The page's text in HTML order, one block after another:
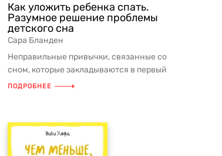
Как уложить ребенка спать.
Разумное решение проблемы
детского сна
Сара Бланден
Неправильные привычки, связанные со
сном, которые закладываются в первый
год жизни ребенка, могут со...
ПОДРОБНЕЕ